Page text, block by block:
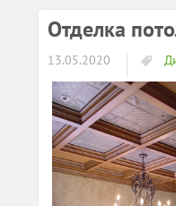
Отделка
13.05.2020